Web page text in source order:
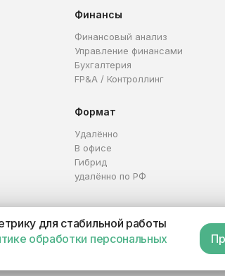
Финансы
Финансовый анализ
Управление финансами
Бухгалтерия
FP&A / Контроллинг
Формат
Удалённо
В офисе
Гибрид
удалённо по РФ
для стабильной работы
обработки персональных